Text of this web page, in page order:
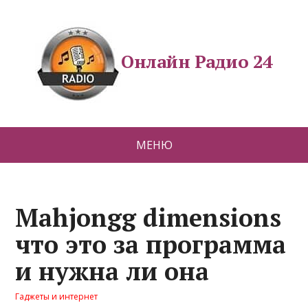
Онлайн Радио 24
МЕНЮ
Mahjongg dimensions
что это за программа
и нужна ли она
Гаджеты и интернет